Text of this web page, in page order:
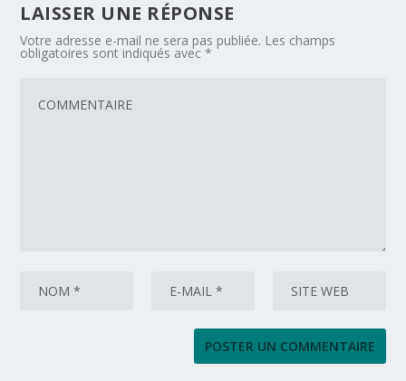
LAISSER UNE RÉPONSE
Votre adresse e-mail ne sera pas publiée. Les champs
obligatoires sont indiqués avec*